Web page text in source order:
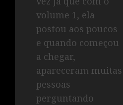
volume 1, ela
postou aos poucos
e quando começou
a chegar,
apareceram muitas
pessoas
perguntando